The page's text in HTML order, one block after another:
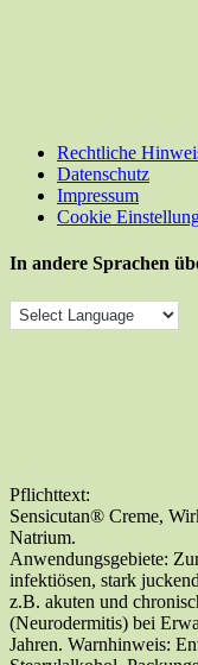
Rechtliche
Datenschutz
Impressum
Cookie
In andere Sprachen
Pflichttext:
Sensicutan® Creme,
Natrium.
Anwendungsgebiete:
infektiösen, stark
z.B. akuten und
(Neurodermitis) bei
Jahren. Warnhinweis: